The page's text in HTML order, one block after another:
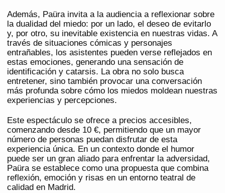
Además, Paüra invita a la audiencia a reflexionar sobre
la dualidad del miedo: por un lado, el deseo de evitarlo
y, por otro, su inevitable existencia en nuestras vidas. A
través de situaciones cómicas y personajes
entrañables, los asistentes pueden verse reflejados en
estas emociones, generando una sensación de
identificación y catarsis. La obra no solo busca
entretener, sino también provocar una conversación
más profunda sobre cómo los miedos moldean nuestras
experiencias y percepciones.
Este espectáculo se ofrece a precios accesibles,
comenzando desde 10 €, permitiendo que un mayor
número de personas puedan disfrutar de esta
experiencia única. En un contexto donde el humor
puede ser un gran aliado para enfrentar la adversidad,
Paüra se establece como una propuesta que combina
reflexión, emoción y risas en un entorno teatral de
calidad en Madrid.